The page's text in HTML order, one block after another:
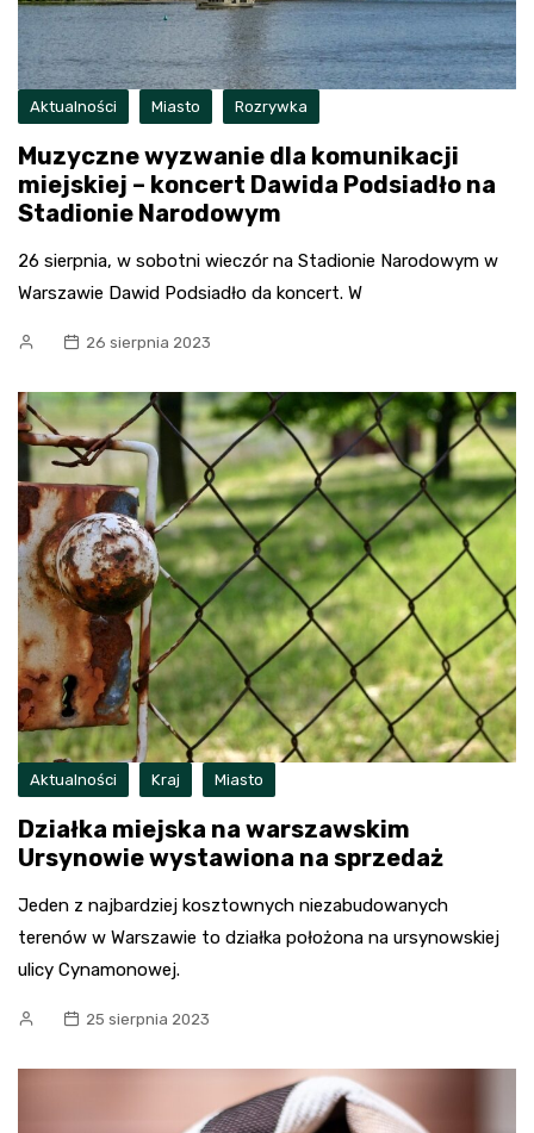
Aktualności Miasto Rozrywka
Muzyczne wyzwanie dla komunikacji
miejskiej – koncert Dawida Podsiadło na
Stadionie Narodowym
26 sierpnia, w sobotni wieczór na Stadionie Narodowym w
Warszawie Dawid Podsiadło da koncert. W
26 sierpnia 2023
Aktualności Kraj Miasto
Działka miejska na warszawskim
Ursynowie wystawiona na sprzedaż
Jeden z najbardziej kosztownych niezabudowanych
terenów w Warszawie to działka położona na ursynowskiej
ulicy Cynamonowej.
25 sierpnia 2023